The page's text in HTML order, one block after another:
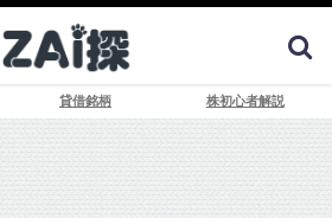
貸借銘柄 株初心者解説